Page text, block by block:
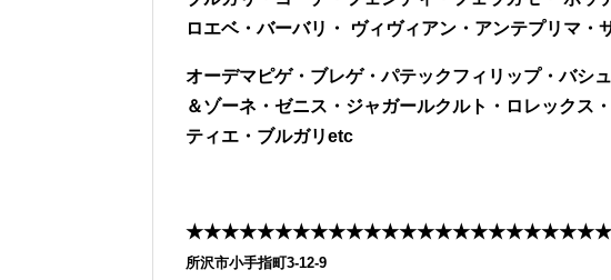
ロエベ・バーバリ・
ヴィヴィアン・アンテプリマ・
オーデマピゲ・ブレゲ・パテックフィリップ・バシ
＆ゾーネ・ゼニス・ジャガールクルト・ロレックス・
ティエ・ブルガリetc
所沢市小手指町3-12-9